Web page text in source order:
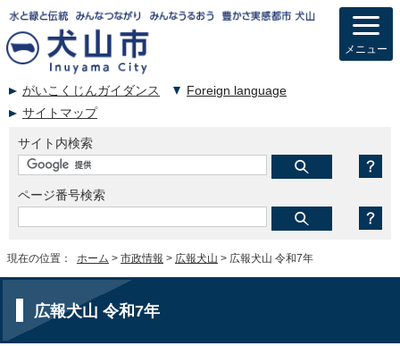
がいこくじんガイダンス
Foreign language
サイトマップ
サイト内検索
ページ番号検索
メニュー
現在の位置： ホーム > 市政情報 > 広報犬山 > 広報犬山 令和7年
広報犬山 令和7年